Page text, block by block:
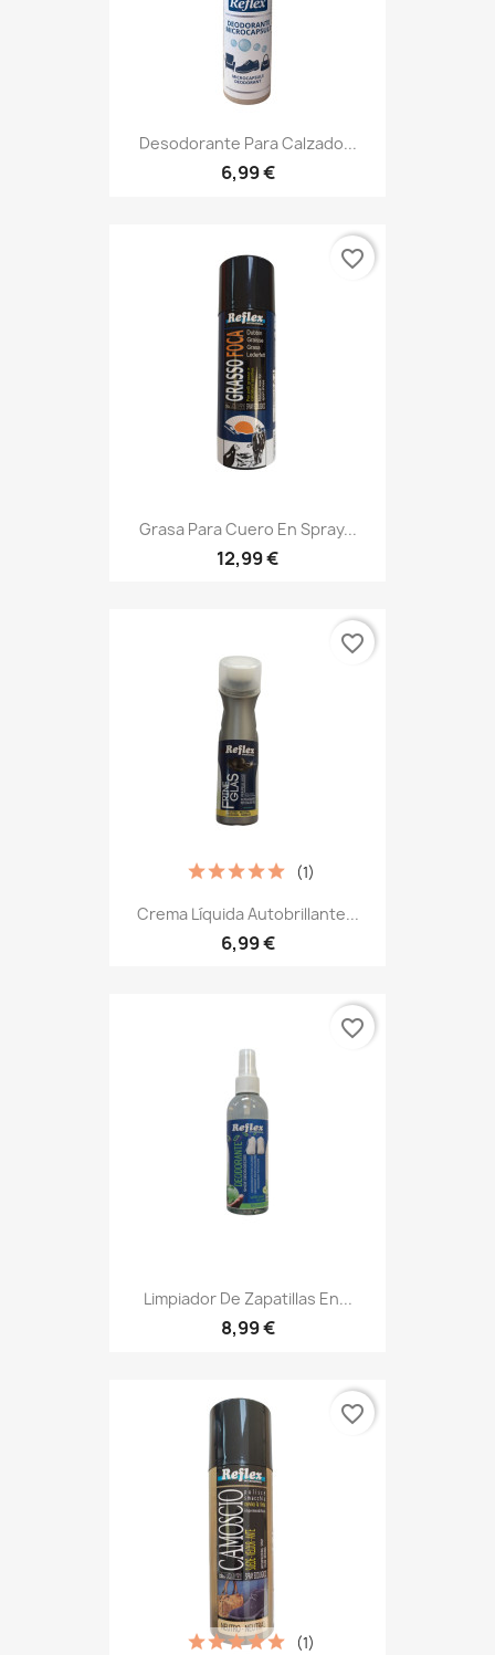
Desodorante Para Calzado...
6,99 €
Grasa Para Cuero En Spray...
12,99 €
favorite_border
Crema Líquida Autobrillante...
6,99 €
(1)
favorite_border
Limpiador De Zapatillas En...
8,99 €
favorite_border
(1)
favorite_border